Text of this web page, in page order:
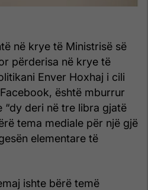
në krye të Ministrisë së
përderisa në krye të
Enver Hoxhaj i cili
është mburrur
“dy deri në tre libra gjatë
tema mediale për një gjë
elementare të
ishte bërë temë